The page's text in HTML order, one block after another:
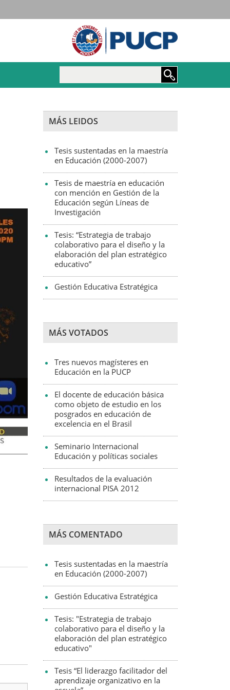
Maestría y Doctorado
MÁS LEIDOS
Tesis sustentadas en la maestría
en Educación (2000-2007)
Tesis de maestría en educación
con mención en Gestión de la
Educación según Líneas de
Investigación
Tesis: “Estrategia de trabajo
colaborativo para el diseño y la
elaboración del plan estratégico
educativo”
Gestión Educativa Estratégica
MÁS VOTADOS
Tres nuevos magísteres en
Educación en la PUCP
El docente de educación básica
como objeto de estudio en los
posgrados en educación de
excelencia en el Brasil
Seminario Internacional
Educación y políticas sociales
Resultados de la evaluación
internacional PISA 2012
MÁS COMENTADO
Tesis sustentadas en la maestría
en Educación (2000-2007)
Gestión Educativa Estratégica
Tesis: "Estrategia de trabajo
colaborativo para el diseño y la
elaboración del plan estratégico
educativo"
Tesis “El liderazgo facilitador del
aprendizaje organizativo en la